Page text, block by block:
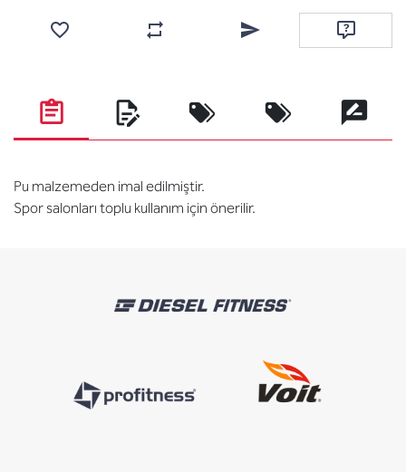
Karşılaştırma listesine ekleArkadaşına e-posta ile
Soru sor
Pu malzemeden imal edilmiştir.
Spor salonları toplu kullanım için önerilir.